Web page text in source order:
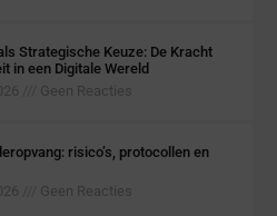
Strategische Keuze: De Kracht
in een Digitale Wereld
Geen Reacties
risico’s, protocollen en
Geen Reacties